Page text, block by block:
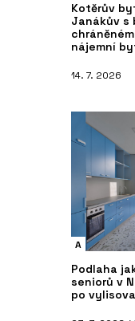
Kotěrův
Janákův s
nájemní
14. 7. 2026
A
Podlaha
seniorů v
po